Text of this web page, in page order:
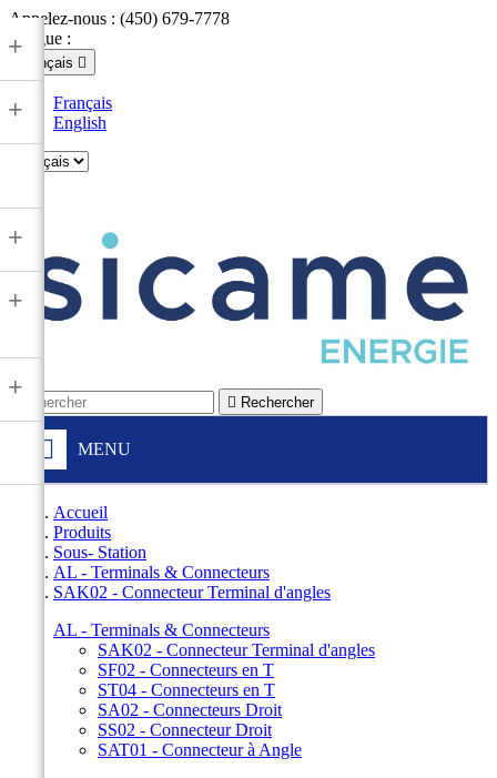
Appelez-nous : (450) 679-7778
Langue :
Français 
Français
English
 Rechercher
MENU
+
+
+
+
+
Accueil
Produits
Sous- Station
AL - Terminals & Connecteurs
SAK02 - Connecteur Terminal d'angles
AL - Terminals & Connecteurs
SAK02 - Connecteur Terminal d'angles
SF02 - Connecteurs en T
ST04 - Connecteurs en T
SA02 - Connecteurs Droit
SS02 - Connecteur Droit
SAT01 - Connecteur à Angle